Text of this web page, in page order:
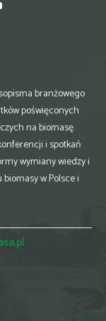
branżowego
poświęconych
na biomasę.
i spotkań
wymiany wiedzy i
w Polsce i